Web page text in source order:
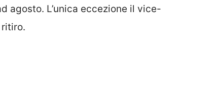
agosto. L’unica eccezione il vice-